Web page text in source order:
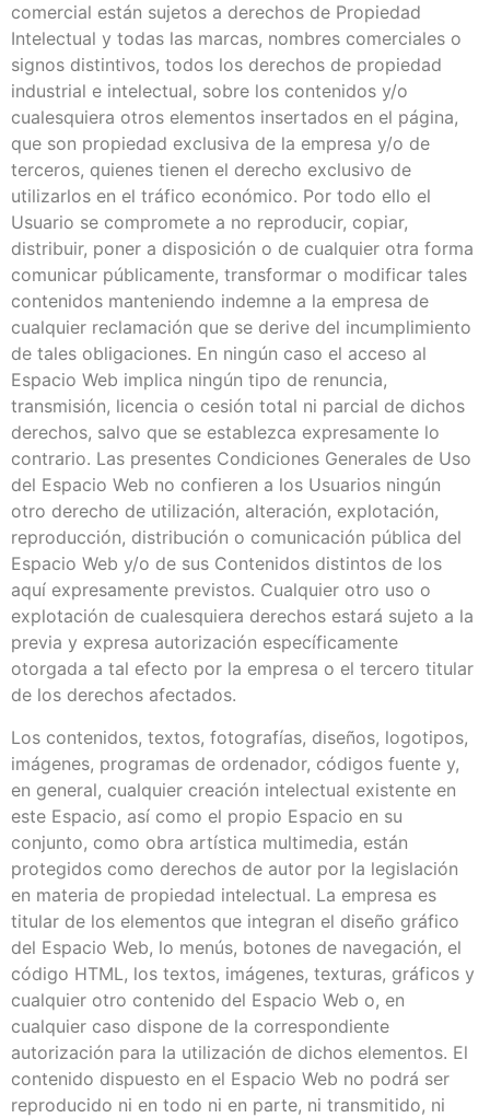
comercial están sujetos a derechos de Propiedad
Intelectual y todas las marcas, nombres comerciales o
signos distintivos, todos los derechos de propiedad
industrial e intelectual, sobre los contenidos y/o
cualesquiera otros elementos insertados en el página,
que son propiedad exclusiva de la empresa y/o de
terceros, quienes tienen el derecho exclusivo de
utilizarlos en el tráfico económico. Por todo ello el
Usuario se compromete a no reproducir, copiar,
distribuir, poner a disposición o de cualquier otra forma
comunicar públicamente, transformar o modificar tales
contenidos manteniendo indemne a la empresa de
cualquier reclamación que se derive del incumplimiento
de tales obligaciones. En ningún caso el acceso al
Espacio Web implica ningún tipo de renuncia,
transmisión, licencia o cesión total ni parcial de dichos
derechos, salvo que se establezca expresamente lo
contrario. Las presentes Condiciones Generales de Uso
del Espacio Web no confieren a los Usuarios ningún
otro derecho de utilización, alteración, explotación,
reproducción, distribución o comunicación pública del
Espacio Web y/o de sus Contenidos distintos de los
aquí expresamente previstos. Cualquier otro uso o
explotación de cualesquiera derechos estará sujeto a la
previa y expresa autorización específicamente
otorgada a tal efecto por la empresa o el tercero titular
de los derechos afectados.
Los contenidos, textos, fotografías, diseños, logotipos,
imágenes, programas de ordenador, códigos fuente y,
en general, cualquier creación intelectual existente en
este Espacio, así como el propio Espacio en su
conjunto, como obra artística multimedia, están
protegidos como derechos de autor por la legislación
en materia de propiedad intelectual. La empresa es
titular de los elementos que integran el diseño gráfico
del Espacio Web, lo menús, botones de navegación, el
código HTML, los textos, imágenes, texturas, gráficos y
cualquier otro contenido del Espacio Web o, en
cualquier caso dispone de la correspondiente
autorización para la utilización de dichos elementos. El
contenido dispuesto en el Espacio Web no podrá ser
reproducido ni en todo ni en parte, ni transmitido, ni